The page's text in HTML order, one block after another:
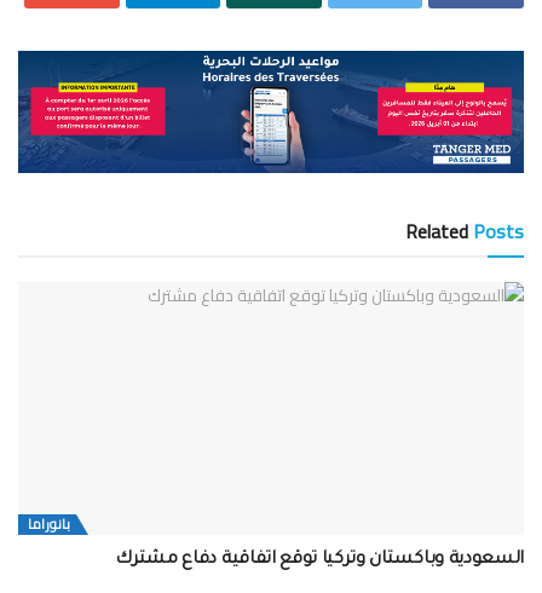
RelatedPosts
بانوراما
السعودية وباكستان وتركيا توقع اتفاقية دفاع مشترك